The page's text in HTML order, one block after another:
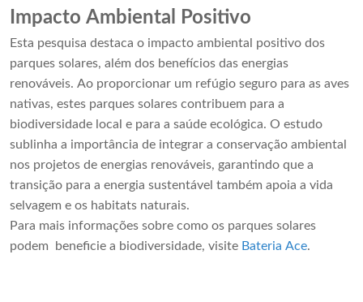
Impacto Ambiental Positivo
Esta pesquisa destaca o impacto ambiental positivo dos
parques solares, além dos benefícios das energias
renováveis. Ao proporcionar um refúgio seguro para as aves
nativas, estes parques solares contribuem para a
biodiversidade local e para a saúde ecológica. O estudo
sublinha a importância de integrar a conservação ambiental
nos projetos de energias renováveis, garantindo que a
transição para a energia sustentável também apoia a vida
selvagem e os habitats naturais.
Para mais informações sobre como os parques solares
podem beneficie a biodiversidade, visite Bateria Ace.